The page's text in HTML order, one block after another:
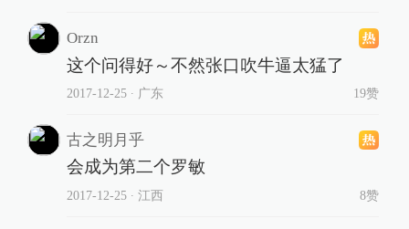
Orzn
这个问得好～不然张口吹牛逼太猛了
2017-12-25∙ 广东 19赞
古之明月乎
会成为第二个罗敏
2017-12-25∙ 江西 8赞